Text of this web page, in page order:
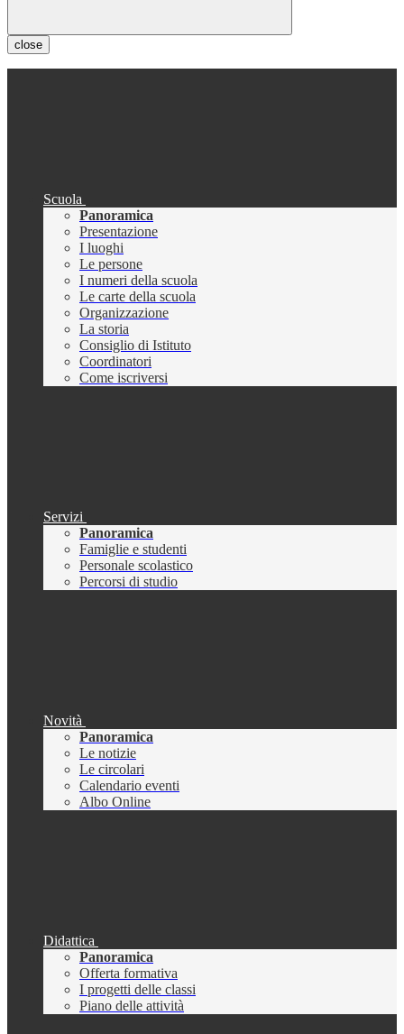
close
Scuola
Panoramica
Presentazione
I luoghi
Le persone
I numeri della scuola
Le carte della scuola
Organizzazione
La storia
Consiglio di Istituto
Coordinatori
Come iscriversi
Servizi
Panoramica
Famiglie e studenti
Personale scolastico
Percorsi di studio
Novità
Panoramica
Le notizie
Le circolari
Calendario eventi
Albo Online
Didattica
Panoramica
Offerta formativa
I progetti delle classi
Piano delle attività